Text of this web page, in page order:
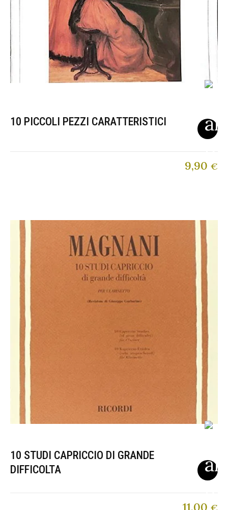
10 PICCOLI PEZZI CARATTERISTICI
9,90 €
10 STUDI CAPRICCIO DI GRANDE
DIFFICOLTA
11,00 €